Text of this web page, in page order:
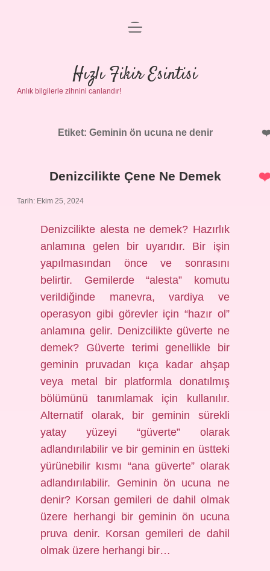
Anasayfa
Gizlilik Politikası
Yasal Uyarı
menüyü
Hızlı Fikir Esintisi
Anlık bilgilerle zihnini canlandır!
Etiket: Geminin ön ucuna ne denir
Denizcilikte Çene Ne Demek
Tarih: Ekim 25, 2024
Denizcilikte alesta ne demek? Hazırlık
anlamına gelen bir uyarıdır. Bir işin
yapılmasından önce ve sonrasını
belirtir. Gemilerde “alesta” komutu
verildiğinde manevra, vardiya ve
operasyon gibi görevler için “hazır ol”
anlamına gelir. Denizcilikte güverte ne
demek? Güverte terimi genellikle bir
geminin pruvadan kıça kadar ahşap
veya metal bir platformla donatılmış
bölümünü tanımlamak için kullanılır.
Alternatif olarak, bir geminin sürekli
yatay yüzeyi “güverte” olarak
adlandırılabilir ve bir geminin en üstteki
yürünebilir kısmı “ana güverte” olarak
adlandırılabilir. Geminin ön ucuna ne
denir? Korsan gemileri de dahil olmak
üzere herhangi bir geminin ön ucuna
pruva denir. Korsan gemileri de dahil
olmak üzere herhangi bir…